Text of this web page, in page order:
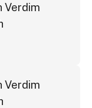
Verdim
Verdim